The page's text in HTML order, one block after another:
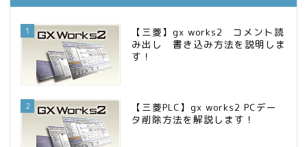
1
【三菱】gx works2 コメント読
み出し 書き込み方法を説明しま
す！
2
【三菱PLC】gx works2 PCデー
タ削除方法を解説します！